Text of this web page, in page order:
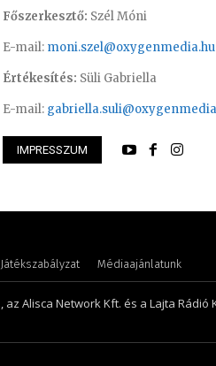
– sales manager – 2015
Főszerkesztő: Szél Móni
E-mail: moni.szel@oxygenmedia.hu
Értékesítés: Süli Gabriella
E-mail:
IMPRESSZUM
Játékszabályzat Médiaajánlatunk
Alisca Network Kft. és a Lajta Rádió